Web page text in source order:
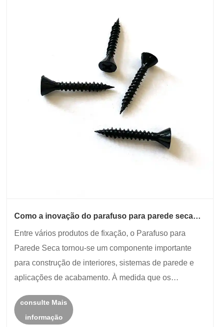
Como a inovação do parafuso para parede seca
moderna?
Entre vários produtos de fixação, o Parafuso para
Parede Seca tornou-se um componente importante
para construção de interiores, sistemas de parede e
aplicações de acabamento. À medida que os
durabilidade, precisão e desempenho a longo prazo,
os fabri......
consulte Mais
informação